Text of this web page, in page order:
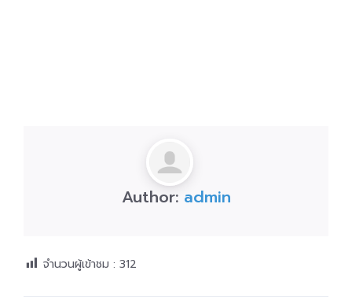
Author: admin
จำนวนผู้เข้าชม : 312